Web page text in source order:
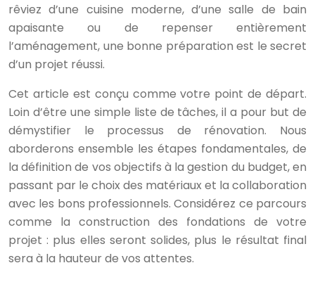
rêviez d’une cuisine moderne, d’une salle de bain
apaisante ou de repenser entièrement
l’aménagement, une bonne préparation est le secret
d’un projet réussi.
Cet article est conçu comme votre point de départ.
Loin d’être une simple liste de tâches, il a pour but de
démystifier le processus de rénovation. Nous
aborderons ensemble les étapes fondamentales, de
la définition de vos objectifs à la gestion du budget, en
passant par le choix des matériaux et la collaboration
avec les bons professionnels. Considérez ce parcours
comme la construction des fondations de votre
projet : plus elles seront solides, plus le résultat final
sera à la hauteur de vos attentes.